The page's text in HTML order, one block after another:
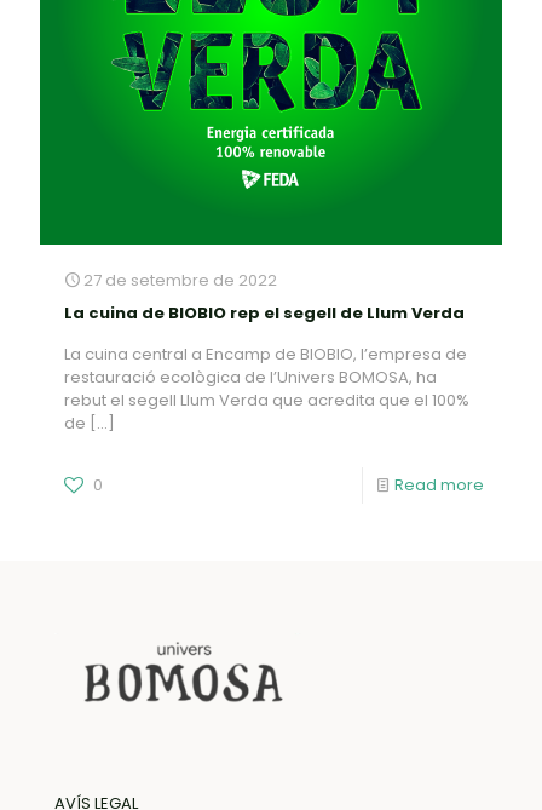
27 de setembre de 2022
La cuina de BIOBIO rep el segell de Llum Verda
La cuina central a Encamp de BIOBIO, l’empresa de
restauració ecològica de l’Univers BOMOSA, ha
rebut el segell Llum Verda que acredita que el 100%
de […]
0 Read more
AVÍS LEGAL